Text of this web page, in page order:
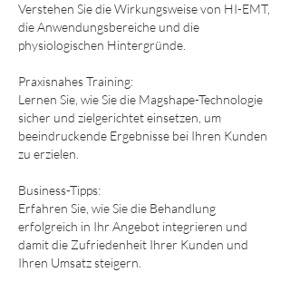
Verstehen Sie die Wirkungsweise von HI-EMT,
die Anwendungsbereiche und die
physiologischen Hintergründe.
Praxisnahes Training:
Lernen Sie, wie Sie die Magshape-Technologie
sicher und zielgerichtet einsetzen, um
beeindruckende Ergebnisse bei Ihren Kunden
zu erzielen.
Business-Tipps:
Erfahren Sie, wie Sie die Behandlung
erfolgreich in Ihr Angebot integrieren und
damit die Zufriedenheit Ihrer Kunden und
Ihren Umsatz steigern.